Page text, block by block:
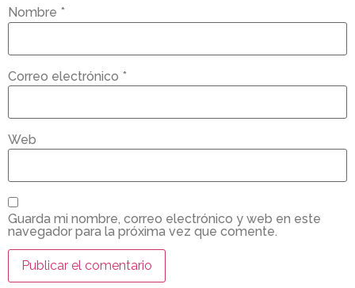
Nombre *
Correo electrónico *
Web
Guarda mi nombre, correo electrónico y web en este
navegador para la próxima vez que comente.